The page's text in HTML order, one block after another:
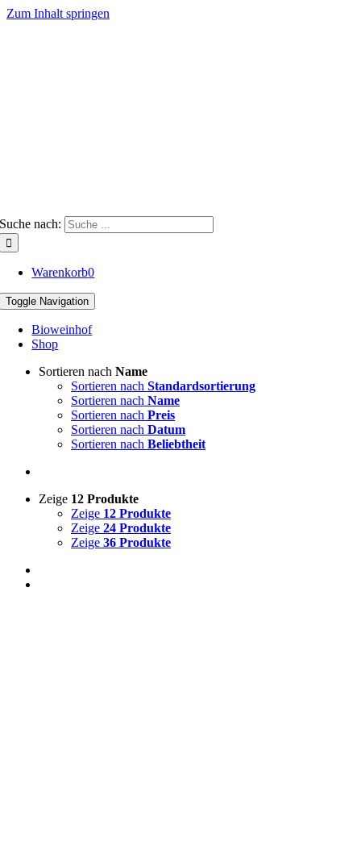
Zum Inhalt springen
Suche nach:
Warenkorb0
Toggle Navigation
Bioweinhof
Shop
Sortieren nach Name
Sortieren nach Standardsortierung
Sortieren nach Name
Sortieren nach Preis
Sortieren nach Datum
Sortieren nach Beliebtheit
Zeige 12 Produkte
Zeige 12 Produkte
Zeige 24 Produkte
Zeige 36 Produkte